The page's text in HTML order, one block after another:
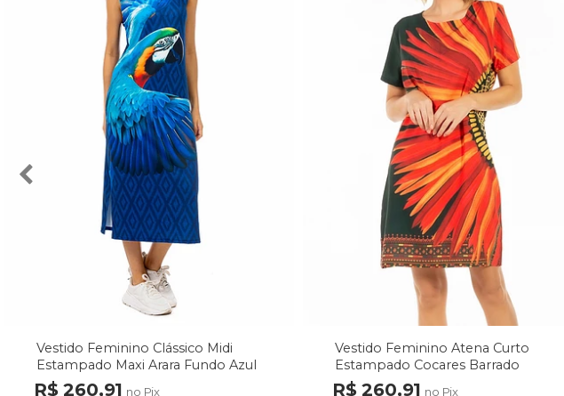
Vestido Feminino Clássico Midi
Estampado Maxi Arara Fundo Azul
R$ 260,91 no Pix
Vestido Feminino Atena Curto
Estampado Cocares Barrado
Fundo Verde
R$ 260,91 no Pix